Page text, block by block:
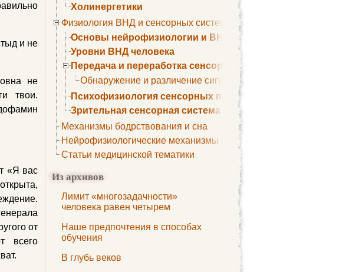
Холинергетики
Физиология ВНД и сенсорных систем
Основы нейрофизиологии и ВНД
Уровни ВНД человека
Передача и переработка сенсорных сигналов
Обнаружение и различение сигналов. Сенсорная рецепция
Психофизиология сенсорных процессов
Зрительная сенсорная система
Механизмы бодрствования и сна
Нейрофизиологические механизмы сна
Статьи медицинской тематики
Из архивов
Лимит «многозадачности»
человека равен четырем
Наше предпочтения в способах
обучения
В глубь веков
и не
не
твои.
«Я вас
от
всего